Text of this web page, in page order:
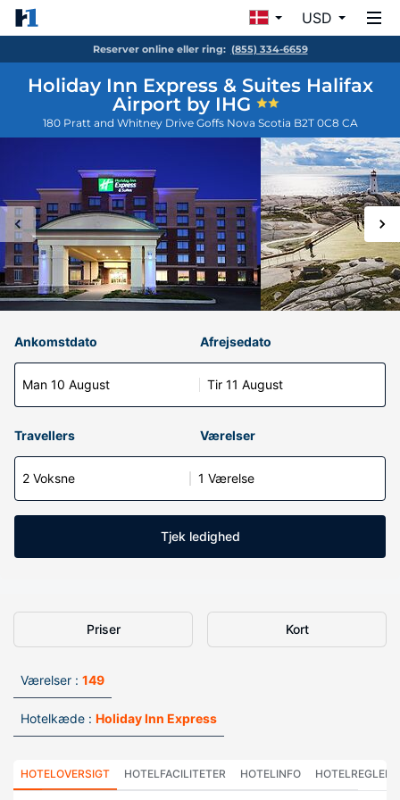
USD
Reserver online eller ring: (855) 334-6659
Holiday Inn Express & Suites Halifax
Airport by IHG
180 Pratt and Whitney Drive Goffs Nova Scotia B2T 0C8 CA
Ankomstdato
Man 10 August
Afrejsedato
Tir 11 August
Travellers Værelser
2 Voksne 1 Værelse
Tjek ledighed
Priser Kort
Værelser : 149
Hotelkæde : Holiday Inn Express
HOTELOVERSIGT HOTELFACILITETER HOTELINFO HOTELREGLER